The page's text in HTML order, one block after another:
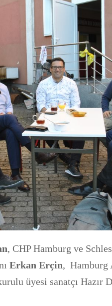
, CHP Hamburg ve
Erkan Erçin, Hamburg
üyesi sanatçı Hazır